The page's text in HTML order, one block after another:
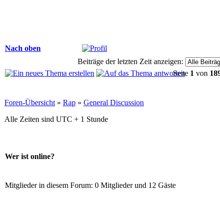
Nach oben
Beiträge der letzten Zeit anzeigen:
Seite 1 von
Foren-Übersicht » Rap » General Discussion
Alle Zeiten sind UTC + 1 Stunde
Wer ist online?
Mitglieder in diesem Forum: 0 Mitglieder und 12 Gäste